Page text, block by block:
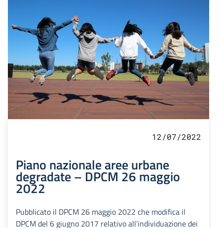
12/07/2022
Piano nazionale aree urbane
degradate – DPCM 26 maggio
2022
Pubblicato il DPCM 26 maggio 2022 che modifica il
DPCM del 6 giugno 2017 relativo all’individuazione dei